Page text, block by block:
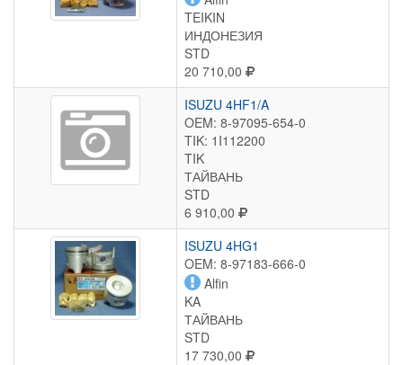
TEIKIN
ИНДОНЕЗИЯ
STD
20 710,00
ISUZU 4HF1/A
OEM: 8-97095-654-0
TIK: 1I112200
TIK
ТАЙВАНЬ
STD
6 910,00
ISUZU 4HG1
OEM: 8-97183-666-0
Alfin
KA
ТАЙВАНЬ
STD
17 730,00